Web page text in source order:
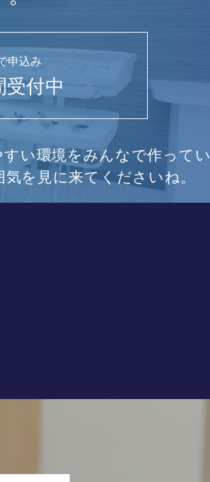
申込み
受付中
い環境をみんなで作ってい
を見に来てくださいね。